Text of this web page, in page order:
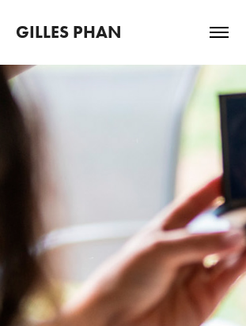
GILLES PHAN
CAMILA & SYLVAIN